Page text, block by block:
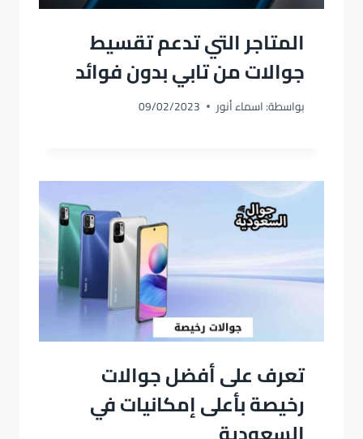
المتاجر التي تدعم تقسيط
جوالات من تابي بدون فوائد
بواسطة:اسماء أنور 09/02/2023
تعرف على أفضل جوالات
رخيصة بأعلى إمكانيات في